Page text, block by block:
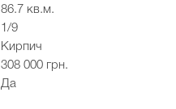
86.7 кв.м.
1/9
Кирпич
308 000 грн.
Да